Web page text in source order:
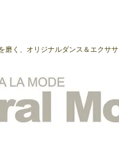
磨く、オリジナルダンス＆エクサ